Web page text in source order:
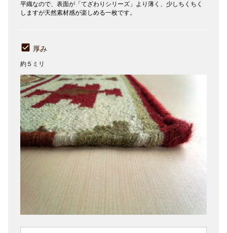
平織なので、表面が「てざわりシリーズ」より薄く、少しちくちく
しますが天然素材感が楽しめる一枚です。
厚み
約５ミリ